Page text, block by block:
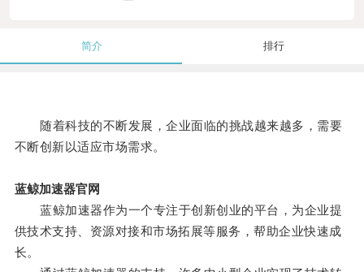
简介 排行
随着科技的不断发展，企业面临的挑战越来越多，需要
不断创新以适应市场需求。
蓝鲸加速器官网
蓝鲸加速器作为一个专注于创新创业的平台，为企业提
供技术支持、资源对接和市场拓展等服务，帮助企业快速成
长。